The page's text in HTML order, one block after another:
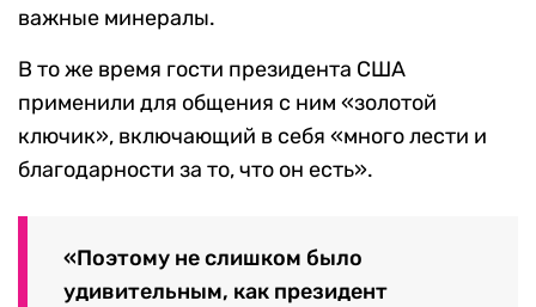
важные минералы.
В то же время гости президента США
применили для общения с ним «золотой
ключик», включающий в себя «много лести и
благодарности за то, что он есть».
«Поэтому не слишком было
удивительным, как президент